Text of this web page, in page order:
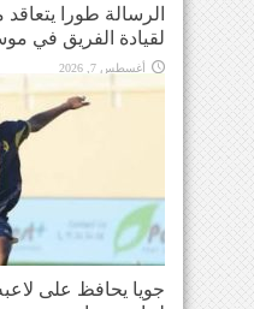
الرسالة طورا
لقيادة الفريق في موسم 2026-
أغسطس 7, 2026
جويا يحافظ على